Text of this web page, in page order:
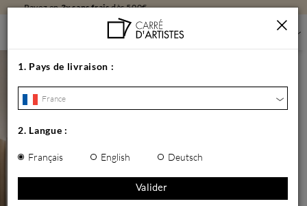
Livraisongratuiteen galerie
1. Pays de livraison :
France
2. Langue :
Français English Deutsch
Valider